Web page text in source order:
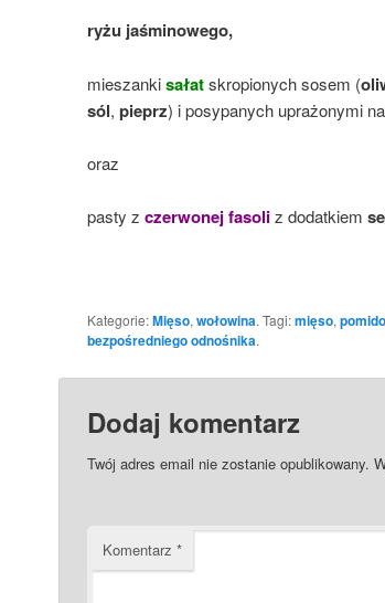
ryżu jaśminowego,
mieszankisałatskropionych sosem (
sól, pieprz) i posypanych uprażonymi
oraz
pasty z czerwonej fasoliz dodatkiem
Kategorie:Mięso, wołowina. Tagi:mięso,
bezpośredniego odnośnika.
Dodaj komentarz
Twój adres email nie zostanie opublikowany.
Komentarz *